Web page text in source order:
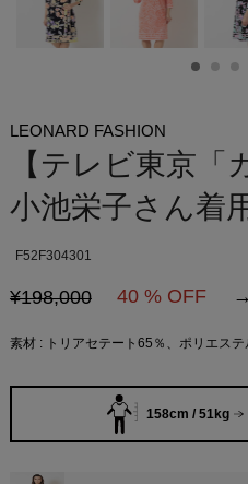
LEONARD FASHION
【テレビ東京「
小池栄子さん着
F52F304301
¥198,000 40 % OFF →
素材 : トリアセテート65％、ポリエステ
158cm / 51kg